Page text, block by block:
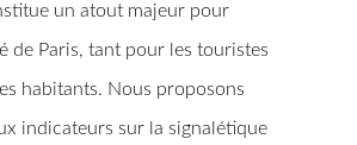
un atout majeur pour
de Paris, tant pour les touristes
habitants. Nous proposons
indicateurs sur la signalétique